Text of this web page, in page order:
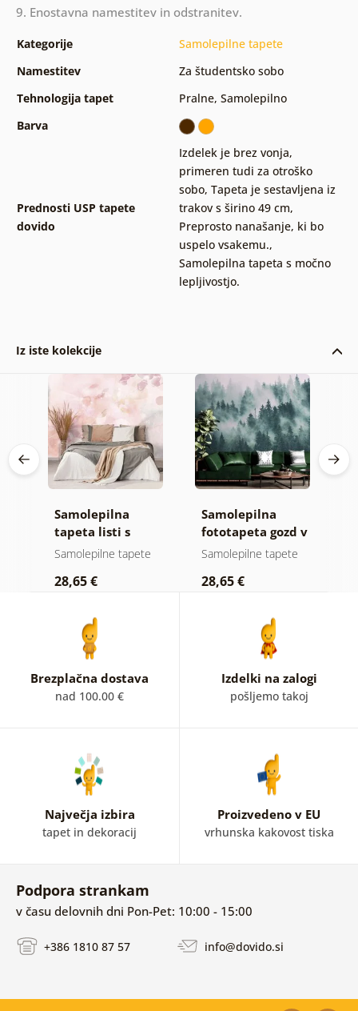
9. Enostavna namestitev in odstranitev.
Kategorije
Samolepilne tapete
Namestitev
Za študentsko sobo
Tehnologija tapet
Pralne, Samolepilno
Barva
Prednosti USP tapete
dovido
Izdelek je brez vonja,
primeren tudi za otroško
sobo, Tapeta je sestavljena iz
trakov s širino 49 cm,
Preprosto nanašanje, ki bo
uspelo vsakemu.,
Samolepilna tapeta s močno
lepljivostjo.
Iz iste kolekcije
Samolepilna
tapeta listi s
pastelnim
Samolepilne tapete
28,65 €
Samolepilna
fototapeta gozd v
meglici
Samolepilne tapete
28,65 €
Brezplačna dostava
nad 100.00 €
Izdelki na zalogi
pošljemo takoj
Največja izbira
tapet in dekoracij
Proizvedeno v EU
vrhunska kakovost tiska
Podpora strankam
v času delovnih dni Pon-Pet: 10:00 - 15:00
+386 1810 87 57 info@dovido.si